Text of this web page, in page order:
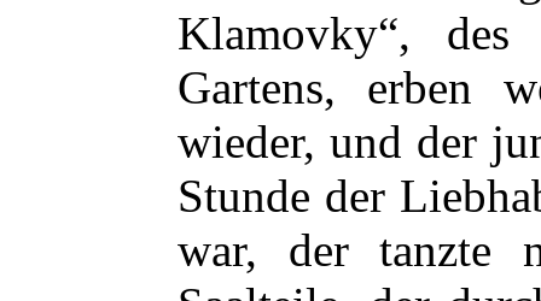
Klamovky“, des
Gartens, erben
wieder, und der
Stunde der
war, der tanzte